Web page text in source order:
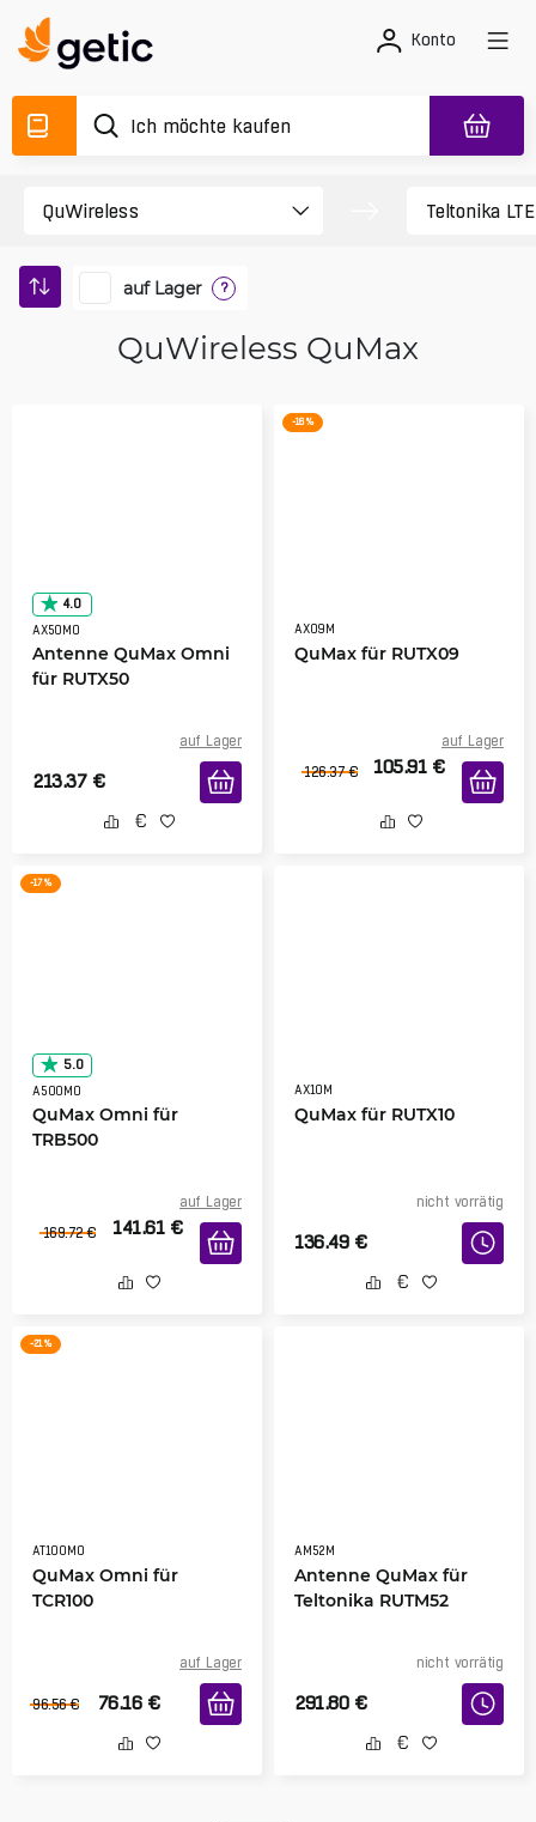
Konto
auf Lager ?
QuWireless QuMax
4.0
AX50MO
Antenne QuMax Omni
für RUTX50
auf Lager
213.37 €
-16 %
AX09M
QuMax für RUTX09
auf Lager
126.37 € 105.91 €
-17 %
5.0
A500MO
QuMax Omni für
TRB500
auf Lager
169.72 € 141.61 €
AX10M
QuMax für RUTX10
nicht vorrätig
136.49 €
-21 %
AT100MO
QuMax Omni für
TCR100
auf Lager
96.56 € 76.16 €
AM52M
Antenne QuMax für
Teltonika RUTM52
nicht vorrätig
291.80 €